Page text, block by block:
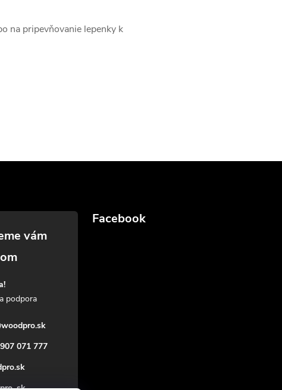
na pripevňovanie lepenky k
woodpro.sk
071 777
Facebook